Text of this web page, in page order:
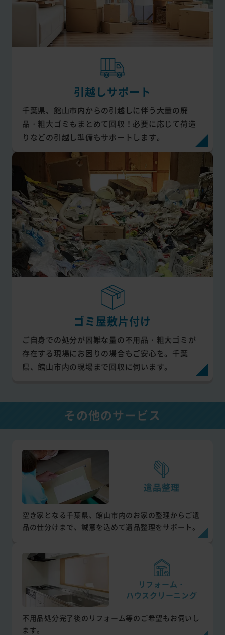
引越しサポート
千葉県、館山市内からの引越しに伴う大量の廃
品・粗大ゴミもまとめて回収！必要に応じて荷造
りなどの引越し準備もサポートします。
ゴミ屋敷片付け
ご自身での処分が困難な量の不用品・粗大ゴミが
存在する現場にお困りの場合もご安心を。千葉
県、館山市内の現場まで回収に伺います。
その他のサービス
遺品整理
空き家となる千葉県、館山市内のお家の整理からご遺
品の仕分けまで、誠意を込めて遺品整理をサポート。
リフォーム・
ハウスクリーニング
不用品処分完了後のリフォーム等のご希望もお伺いし
ます。